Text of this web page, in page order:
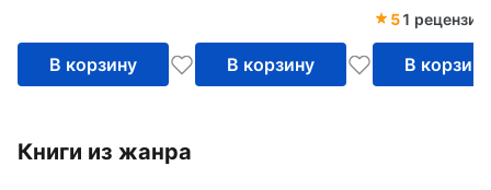
В корзину В корзину
51 рецензия
В корзину
Книги из жанра